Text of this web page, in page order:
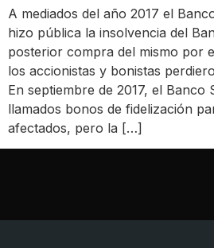
A mediados del año 2017 el
hizo pública la insolvencia del
posterior compra del mismo por
los accionistas y bonistas
En septiembre de 2017, el Banco
llamados bonos de fidelización
afectados, pero la […]